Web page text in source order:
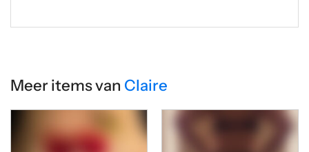
Meer items van Claire